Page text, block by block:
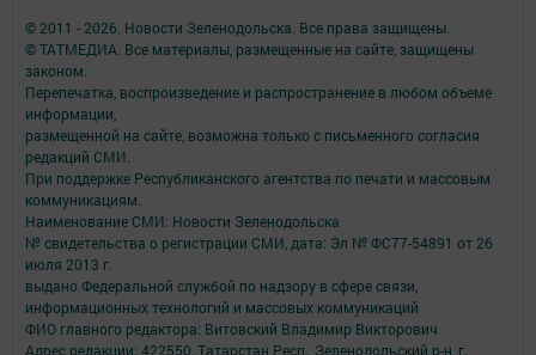
© 2011 - 2026. Новости Зеленодольска. Все права защищены.
© ТАТМЕДИА. Все материалы, размещенные на сайте, защищены
законом.
Перепечатка, воспроизведение и распространение в любом объеме
информации,
размещенной на сайте, возможна только с письменного согласия
редакций СМИ.
При поддержке Республиканского агентства по печати и массовым
коммуникациям.
Наименование СМИ: Новости Зеленодольска
№ свидетельства о регистрации СМИ, дата: Эл № ФС77-54891 от 26
июля 2013 г.
выдано Федеральной службой по надзору в сфере связи,
информационных технологий и массовых коммуникаций
ФИО главного редактора: Витовский Владимир Викторович
Адрес редакции: 422550, Татарстан Респ., Зеленодольский р-н, г.